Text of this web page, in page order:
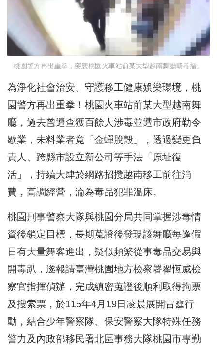
桃園警方再出重拳，突襲桃園火車站前某大型越南舞廳斬毒瘤。
為淨化社會治安、守護移工健康娛樂環境，桃
園警方再出重拳！桃園火車站前某大型越南舞
廳，過去曾遭查獲百餘人涉毒並遭市政府勒令
歇業，未料業者竟「金蟬脫殼」，透過變更負
責人、跨縣市設立新公司等手法「原址復
活」，持續大肆於網路招攬越南移工前往消
費，高調經營，淪為毒品犯罪溫床。
桃園刑事警察大隊與桃園分局共同掌握涉毒情
資後鎖定目標，長期蒐證後發現該舞廳每逢假
日有大量舞客進出，疑似頻繁從事毒品交易與
開毒趴，遂報請臺灣桃園地方檢察署翟恆威檢
察官指揮偵辦，完成縝密蒐證後順利取得拘票
及搜索票，於115年4月19日凌晨展開雷霆行
動，結合少年警察隊、保安警察大隊特殊任務
警力及內政部移民署北區事務大隊桃園市專勤